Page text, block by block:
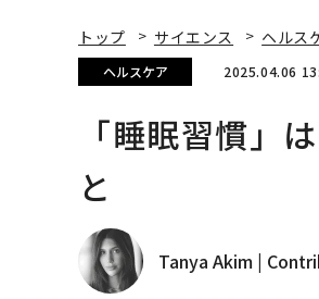
トップ サイエンス ヘルス
ヘルスケア 2025.04.06
「睡眠習慣」
と
Tanya Akim |